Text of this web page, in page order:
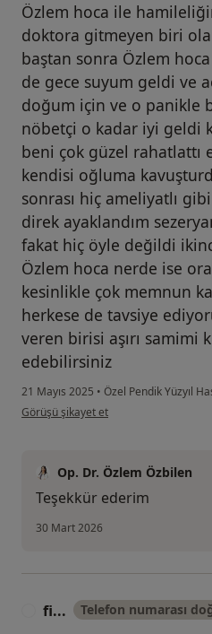
Özlem hoca ile
doktora gitmeyen biri
baştan sonra Özlem
de gece suyum geldi ve
doğum için ve o panikle
nöbetçi o kadar iyi geldi
beni çok güzel rahatlattı
kendisi oğluma
sonrası hiç ameliyatlı
direk ayaklandım
fakat hiç öyle değildi
Özlem hoca nerde ise
kesinlikle çok memnun
herkese de tavsiye
veren birisi aşırı samimi
edebilirsiniz
21 Mayıs 2025 • Özel Pendik Yüzyıl
kullanıcının görüşüne göre m....k
Görüşü şikayet et
Op. Dr. Özlem Özbilen
Teşekkür ederim
30 Mart 2026
fi... Telefon numarası